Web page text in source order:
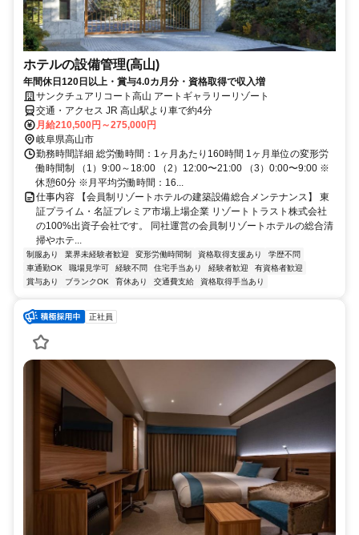
ホテルの設備管理(高山)
年間休日120日以上・賞与4.0カ月分・資格取得で収入増
サンクチュアリコート高山 アートギャラリーリゾート
交通・アクセス JR 高山駅より車で約4分
月給210,500円～275,000円
岐阜県高山市
勤務時間詳細 総労働時間：1ヶ月あたり160時間 1ヶ月単位の変形労
働時間制 （1）9:00～18:00 （2）12:00〜21:00 （3）0:00〜9:00 ※
休憩60分 ※月平均労働時間：16...
仕事内容 【会員制リゾートホテルの建築設備総合メンテナンス】 東
証プライム・名証プレミア市場上場企業 リゾートトラスト株式会社
の100%出資子会社です。 同社運営の会員制リゾートホテルの総合清
掃やホテ...
制服あり 業界未経験者歓迎 変形労働時間制 資格取得支援あり
学歴不問
車通勤OK
職場見学可 経験不問 住宅手当あり 経験者歓迎
有資格者歓迎
賞与あり
ブランクOK 育休あり 交通費支給 資格取得手当あり
正社員